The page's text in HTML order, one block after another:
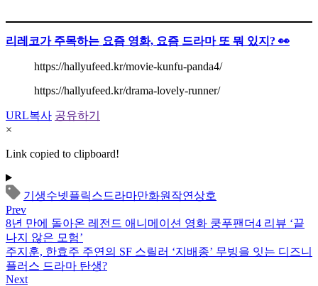
리레코가 주목하는 요즘 영화, 요즘 드라마 또 뭐 있지? 👀
https://hallyufeed.kr/movie-kunfu-panda4/
https://hallyufeed.kr/drama-lovely-runner/
URL복사 공유하기
×
Link copied to clipboard!
기생수넷플릭스드라마만화원작연상호
Prev
8년 만에 돌아온 레전드 애니메이션 영화 쿵푸팬더4 리뷰 ‘끝
나지 않은 모험’
주지훈, 한효주 주연의 SF 스릴러 ‘지배종’ 무빙을 잇는 디즈니
플러스 드라마 탄생?
Next